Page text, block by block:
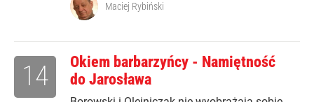
Maciej Rybiński
Okiem barbarzyńcy - Namiętność
do Jarosława
14